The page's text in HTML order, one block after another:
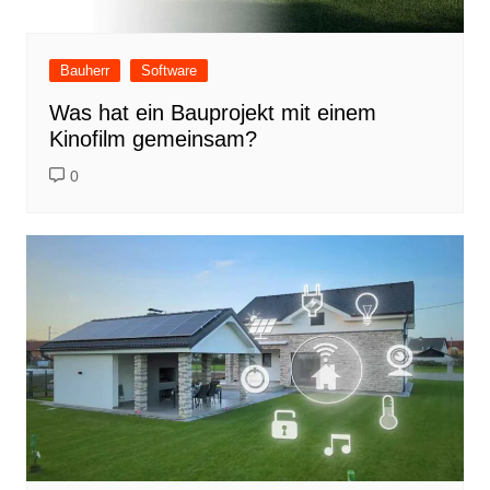
Bauherr Software
Was hat ein Bauprojekt mit einem
Kinofilm gemeinsam?
0